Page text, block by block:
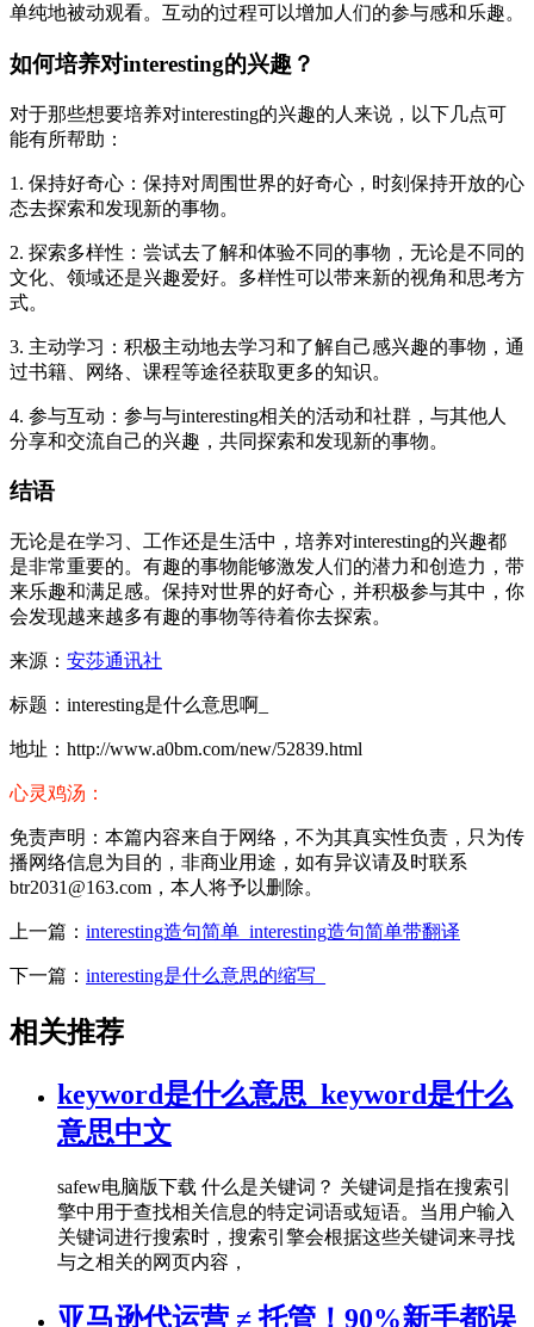
单纯地被动观看。互动的过程可以增加人们的参与感和乐趣。
如何培养对interesting的兴趣？
对于那些想要培养对interesting的兴趣的人来说，以下几点可
能有所帮助：
1. 保持好奇心：保持对周围世界的好奇心，时刻保持开放的心
态去探索和发现新的事物。
2. 探索多样性：尝试去了解和体验不同的事物，无论是不同的
文化、领域还是兴趣爱好。多样性可以带来新的视角和思考方
式。
3. 主动学习：积极主动地去学习和了解自己感兴趣的事物，通
过书籍、网络、课程等途径获取更多的知识。
4. 参与互动：参与与interesting相关的活动和社群，与其他人
分享和交流自己的兴趣，共同探索和发现新的事物。
结语
无论是在学习、工作还是生活中，培养对interesting的兴趣都
是非常重要的。有趣的事物能够激发人们的潜力和创造力，带
来乐趣和满足感。保持对世界的好奇心，并积极参与其中，你
会发现越来越多有趣的事物等待着你去探索。
来源： 安莎通讯社
标题：interesting是什么意思啊_
地址：http://www.a0bm.com/new/52839.html
心灵鸡汤：
免责声明：本篇内容来自于网络，不为其真实性负责，只为传
播网络信息为目的，非商业用途，如有异议请及时联系
btr2031@163.com，本人将予以删除。
上一篇： interesting造句简单_interesting造句简单带翻译
下一篇： interesting是什么意思的缩写_
相关推荐
keyword是什么意思_keyword是什么
意思中文
safew电脑版下载 什么是关键词？ 关键词是指在搜索引
擎中用于查找相关信息的特定词语或短语。当用户输入
关键词进行搜索时，搜索引擎会根据这些关键词来寻找
与之相关的网页内容，
亚马逊代运营 ≠ 托管！90%新手都误